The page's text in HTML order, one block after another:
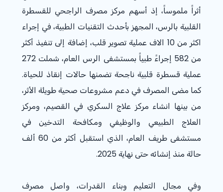
أثراً ملموساً، إذ أسهم مركز مصرف الراجحي للقسطرة
القلبية بالرس، المجهز بأحدث التقنيات الطبية، في إجراء
اكثر من 10 الا
ف عملية تصوير قلب، إضافة إلى تنفيذ أكثر
من582 إجراءً طبياً بمستشفى الرس العام، شملت 272
عملية قسطرة قلبية ناجحة تضمنها حالات إنقاذ للحياة.
كما مضى المصرف في دعم مشروعات صحية طويلة الأثر،
من بينها انشاء مركز علاج السكري في القصيم، ومركز
العلاج الطبيعي والوظيفي ومكافحة التدخين في
مستشفى طريف العام، الذي استقبل أكثر من 60
ألف
حالة منذ إنشائه حتى نهاية 2025 .
وفي مجال التعليم وبناء القدرات، واصل مصرف